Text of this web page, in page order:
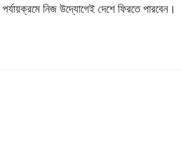
নিজ উদ্যোগেই দেশে ফিরতে পারবেন।